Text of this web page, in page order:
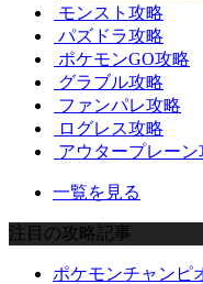
モンスト攻略
パズドラ攻略
ポケモンGO攻略
グラブル攻略
ファンパレ攻略
ログレス攻略
アウタープレーン
一覧を見る
注目の攻略記事
ポケモンチャンピ